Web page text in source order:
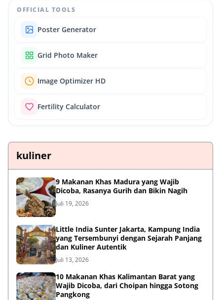
OFFICIAL TOOLS
Poster Generator
Grid Photo Maker
Image Optimizer HD
Fertility Calculator
kuliner
9 Makanan Khas Madura yang Wajib
Dicoba, Rasanya Gurih dan Bikin Nagih
Juli 19, 2026
Little India Sunter Jakarta, Kampung India
yang Tersembunyi dengan Sejarah Panjang
dan Kuliner Autentik
Juli 13, 2026
10 Makanan Khas Kalimantan Barat yang
Wajib Dicoba, dari Choipan hingga Sotong
Pangkong